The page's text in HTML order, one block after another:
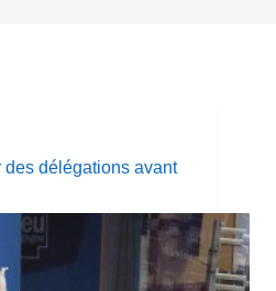
délégations avant